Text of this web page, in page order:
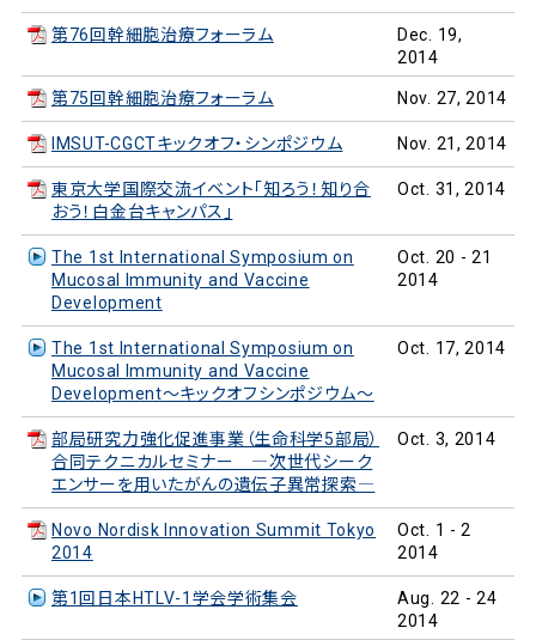
第76回幹細胞治療フォーラム
Dec. 19,
2014
第75回幹細胞治療フォーラム Nov. 27, 2014
IMSUT-CGCTキックオフ・シンポジウム Nov. 21, 2014
東京大学国際交流イベント「知ろう！知り合
おう！白金台キャンパス」
Oct. 31, 2014
The 1st International Symposium on
Mucosal Immunity and Vaccine
Development
Oct. 20 - 21
2014
The 1st International Symposium on
Mucosal Immunity and Vaccine
Development～キックオフシンポジウム～
Oct. 17, 2014
部局研究力強化促進事業（生命科学5部局）
合同テクニカルセミナー ―次世代シーク
エンサーを用いたがんの遺伝子異常探索―
Oct. 3, 2014
Novo Nordisk Innovation Summit Tokyo
2014
Oct. 1 - 2
2014
第1回日本HTLV-1学会学術集会
Aug. 22 - 24
2014